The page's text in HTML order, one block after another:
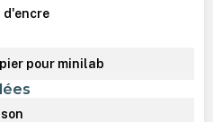
d'encre
pour minilab